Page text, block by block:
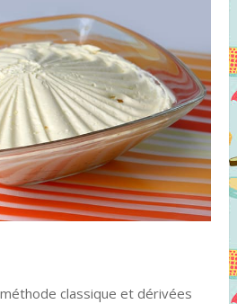
classique et dérivées